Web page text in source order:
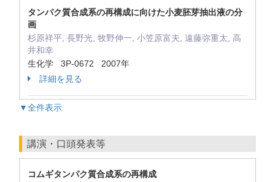
タンパク質合成系の再構成に向けた小麦胚芽抽出液の分
画
杉原祥平, 長野光, 牧野伸一, 小笠原富夫, 遠藤弥重太, 高
井和幸
生化学 3P-0672 2007年
詳細を見る
▼全件表示
講演・口頭発表等
コムギタンパク質合成系の再構成